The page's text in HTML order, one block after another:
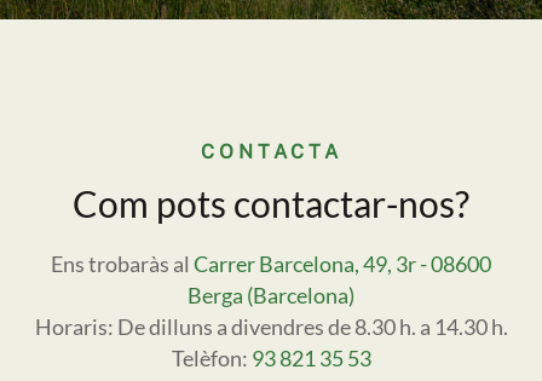
CONTACTA
Com pots contactar-nos?
Ens trobaràs al Carrer Barcelona, 49, 3r - 08600
Berga (Barcelona)
Horaris: De dilluns a divendres de 8.30 h. a 14.30 h.
Telèfon: 93 821 35 53